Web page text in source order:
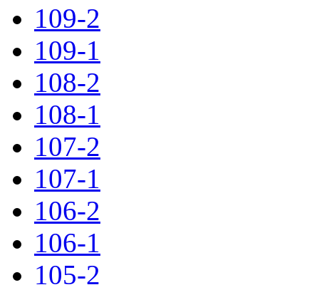
109-2
109-1
108-2
108-1
107-2
107-1
106-2
106-1
105-2